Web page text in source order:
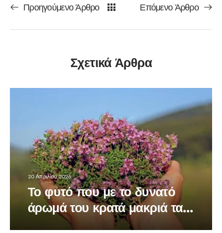
Προηγούμενο Άρθρο Επόμενο Άρθρο
Σχετικά Άρθρα
20 Απριλίου 2026
Το φυτό που με το δυνατό
άρωμά του κρατά μακριά τα
κουνούπια